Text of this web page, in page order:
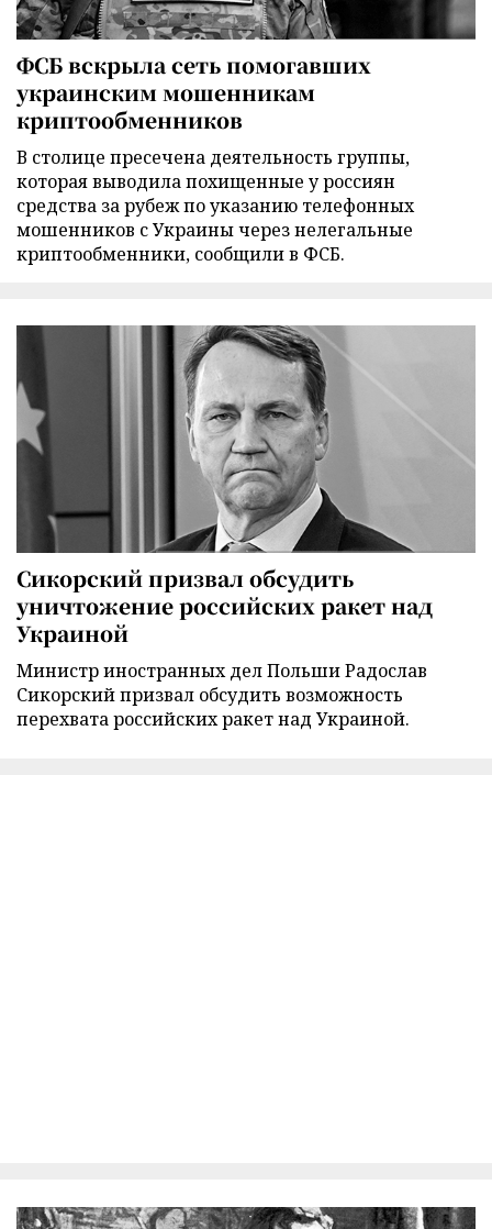
ФСБ вскрыла сеть помогавших
украинским мошенникам
криптообменников
В столице пресечена деятельность группы,
которая выводила похищенные у россиян
средства за рубеж по указанию телефонных
мошенников с Украины через нелегальные
криптообменники, сообщили в ФСБ.
Сикорский призвал обсудить
уничтожение российских ракет над
Украиной
Министр иностранных дел Польши Радослав
Сикорский призвал обсудить возможность
перехвата российских ракет над Украиной.